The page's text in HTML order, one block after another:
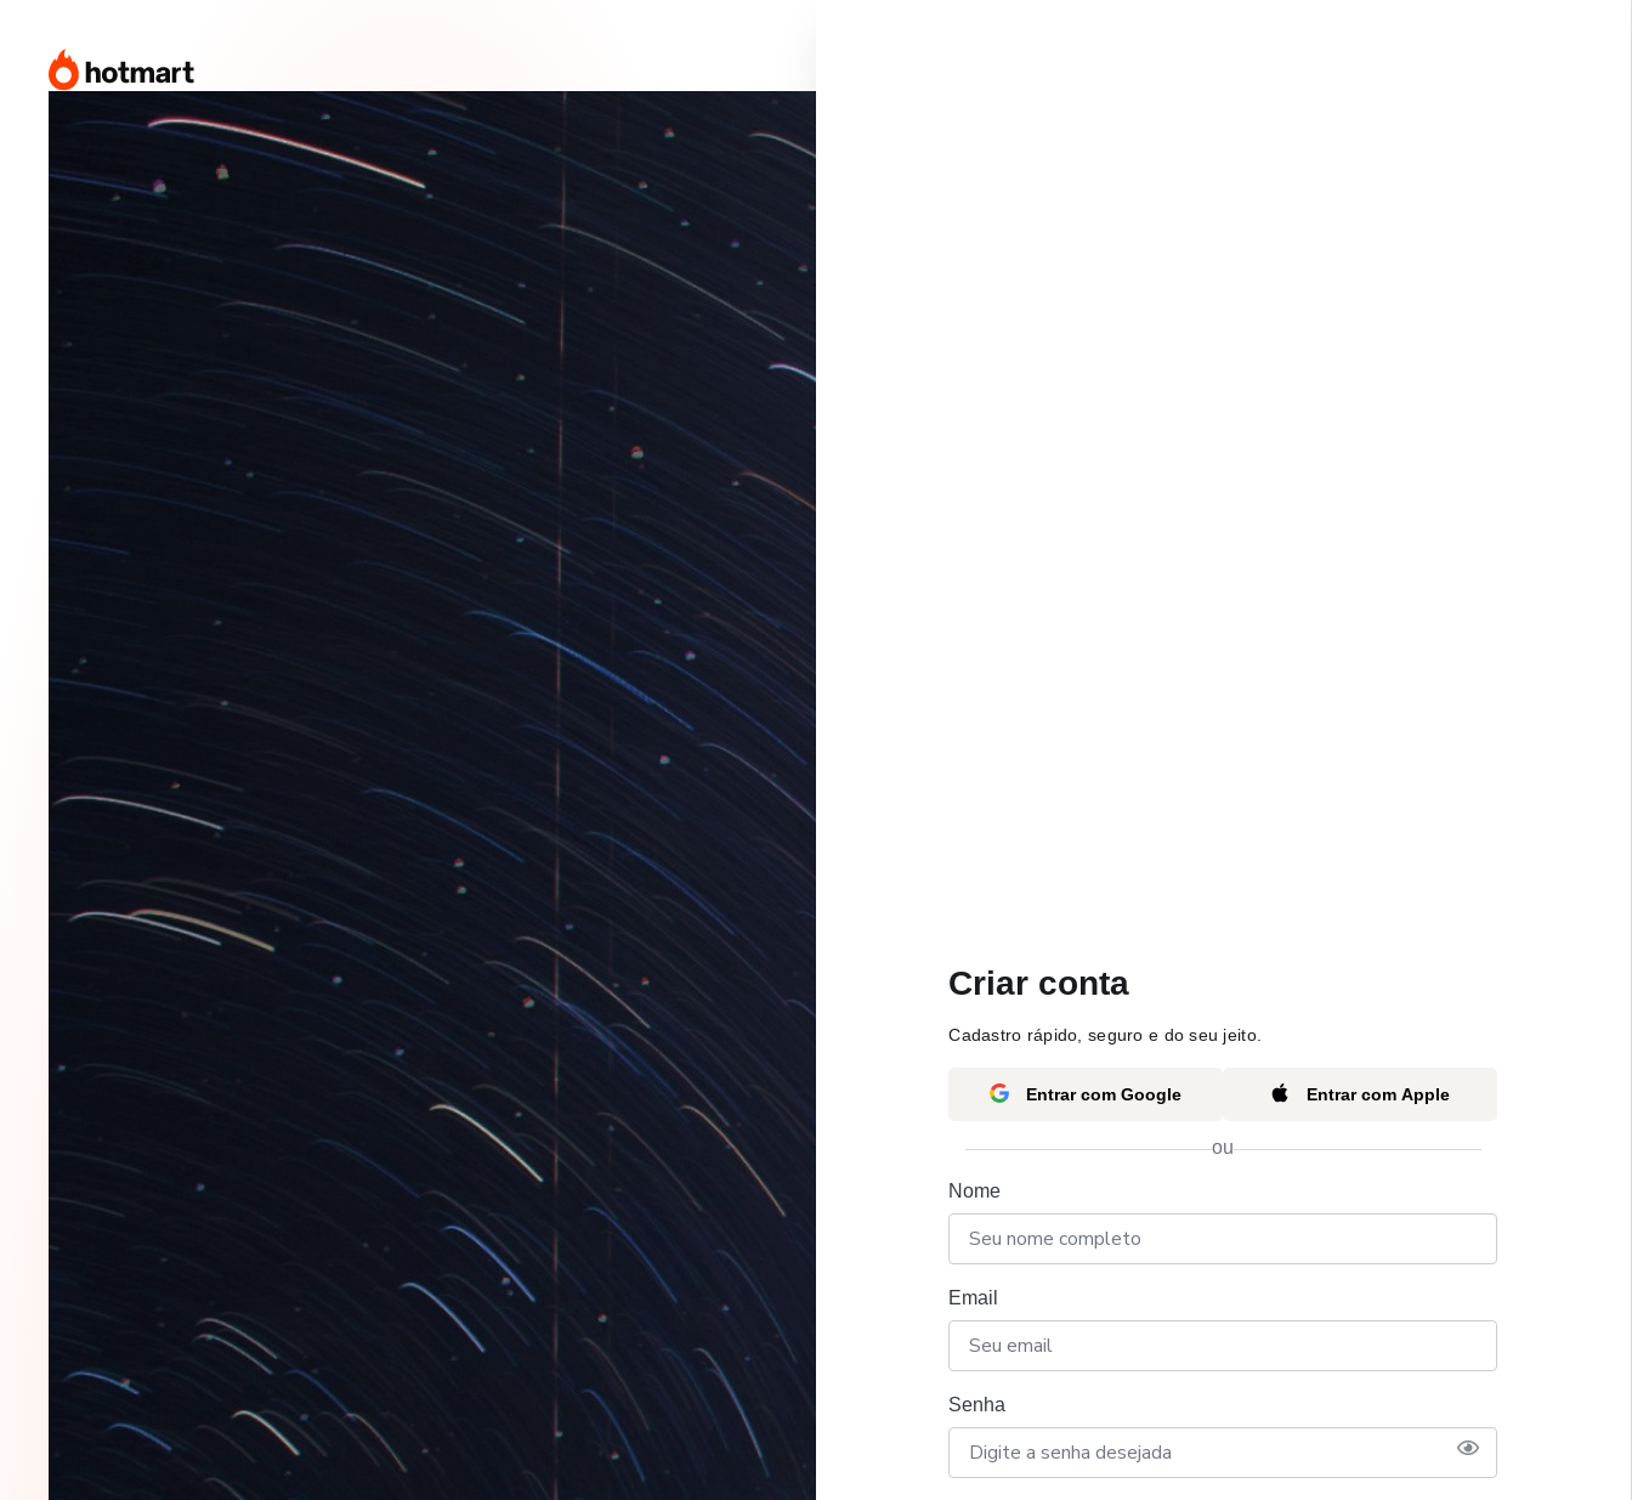
Criar conta
Cadastro rápido, seguro e do seu jeito.
Entrar com Google Entrar com Apple
ou
Nome
Email
Senha